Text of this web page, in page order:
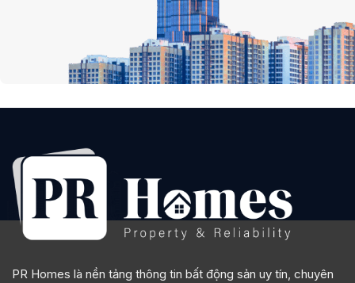
PR Homes là nền tảng thông tin bất động sản uy tín, chuyên